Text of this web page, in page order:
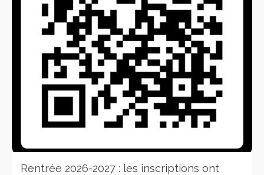
Rentrée 2026-2027 : les inscriptions ont